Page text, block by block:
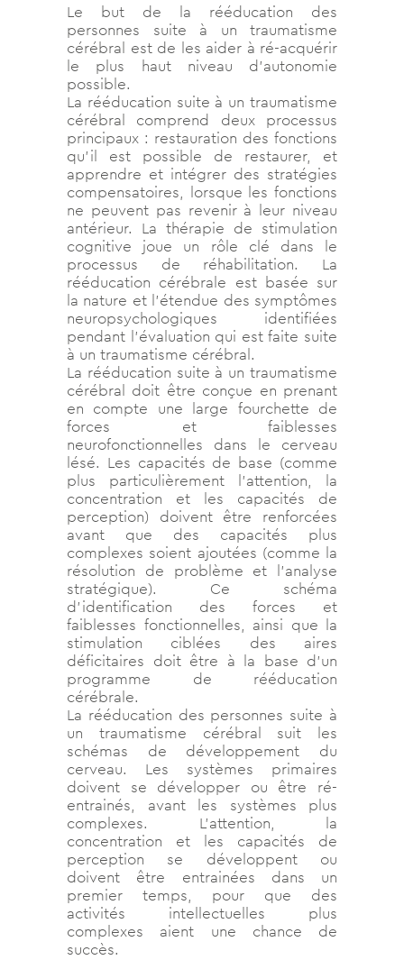
Le but de la rééducation des
personnes suite à un traumatisme
cérébral est de les aider à ré-acquérir
le plus haut niveau d’autonomie
possible.
La rééducation suite à un traumatisme
cérébral comprend deux processus
principaux : restauration des fonctions
qu’il est possible de restaurer, et
apprendre et intégrer des stratégies
compensatoires, lorsque les fonctions
ne peuvent pas revenir à leur niveau
antérieur. La thérapie de stimulation
cognitive joue un rôle clé dans le
processus de réhabilitation. La
rééducation cérébrale est basée sur
la nature et l’étendue des symptômes
neuropsychologiques identifiées
pendant l’évaluation qui est faite suite
à un traumatisme cérébral.
La rééducation suite à un traumatisme
cérébral doit être conçue en prenant
en compte une large fourchette de
forces et faiblesses
neurofonctionnelles dans le cerveau
lésé. Les capacités de base (comme
plus particulièrement l’attention, la
concentration et les capacités de
perception) doivent être renforcées
avant que des capacités plus
complexes soient ajoutées (comme la
résolution de problème et l’analyse
stratégique). Ce schéma
d’identification des forces et
faiblesses fonctionnelles, ainsi que la
stimulation ciblées des aires
déficitaires doit être à la base d’un
programme de rééducation
cérébrale.
La rééducation des personnes suite à
un traumatisme cérébral suit les
schémas de développement du
cerveau. Les systèmes primaires
doivent se développer ou être ré-
entrainés, avant les systèmes plus
complexes. L’attention, la
concentration et les capacités de
perception se développent ou
doivent être entrainées dans un
premier temps, pour que des
activités intellectuelles plus
complexes aient une chance de
succès.